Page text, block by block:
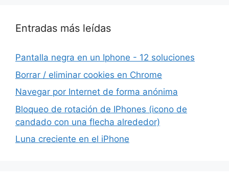
Entradas más leídas
Pantalla negra en un Iphone - 12 soluciones
Borrar / eliminar cookies en Chrome
Navegar por Internet de forma anónima
Bloqueo de rotación de IPhones (icono de
candado con una flecha alrededor)
Luna creciente en el iPhone